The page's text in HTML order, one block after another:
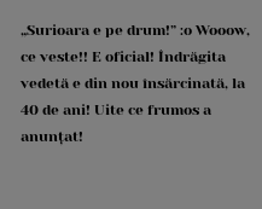
„Surioara e pe drum!” :o Wooow,
ce veste!! E oficial! Îndrăgita
vedetă e din nou însărcinată, la
40 de ani! Uite ce frumos a
anunțat!